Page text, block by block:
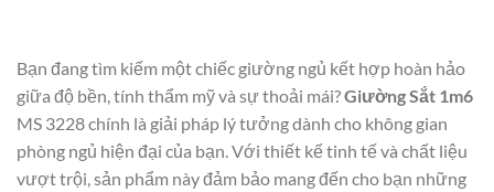
Bạn đang tìm kiếm một chiếc giường ngủ kết hợp hoàn hảo
giữa độ bền, tính thẩm mỹ và sự thoải mái?Giường Sắt 1m6
MS 3228 chính là giải pháp lý tưởng dành cho không gian
phòng ngủ hiện đại của bạn. Với thiết kế tinh tế và chất liệu
vượt trội, sản phẩm này đảm bảo mang đến cho bạn những